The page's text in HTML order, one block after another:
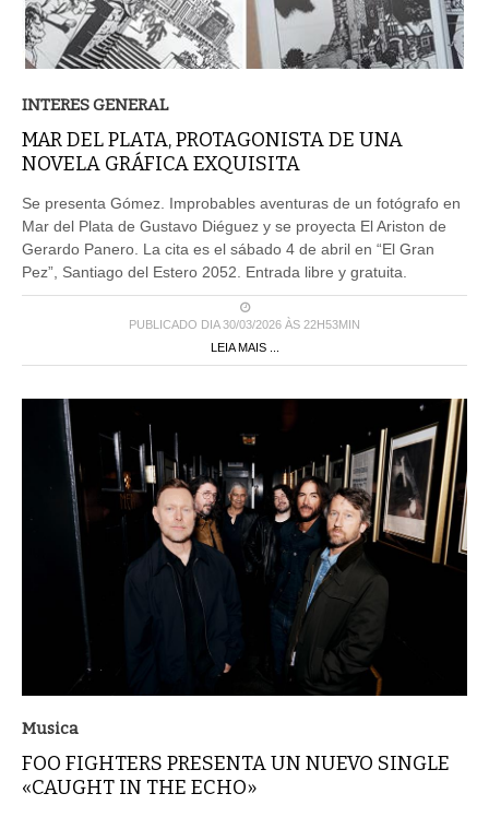
INTERES GENERAL
MAR DEL PLATA, PROTAGONISTA DE UNA
NOVELA GRÁFICA EXQUISITA
Se presenta Gómez. Improbables aventuras de un fotógrafo en
Mar del Plata de Gustavo Diéguez y se proyecta El Ariston de
Gerardo Panero. La cita es el sábado 4 de abril en “El Gran
Pez”, Santiago del Estero 2052. Entrada libre y gratuita.
PUBLICADO DIA 30/03/2026 ÀS 22H53MIN
LEIA MAIS ...
Musica
FOO FIGHTERS PRESENTA UN NUEVO SINGLE
«CAUGHT IN THE ECHO»